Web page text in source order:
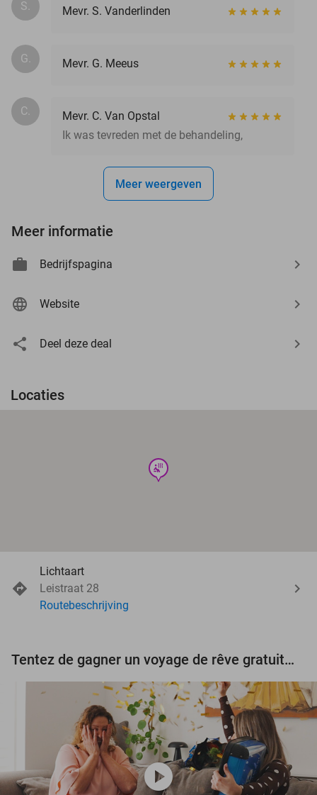
S. Mevr. S. Vanderlinden
G. Mevr. G. Meeus
C.
Mevr. C. Van Opstal
Ik was tevreden met de behandeling,
Meer weergeven
Meer informatie
Bedrijfspagina
Website
Deel deze deal
Locaties
wellness
Lichtaart
Leistraat 28
Routebeschrijving
Tentez de gagner un voyage de rêve gratuit d'une valeur de 3.000 € !
play_circle